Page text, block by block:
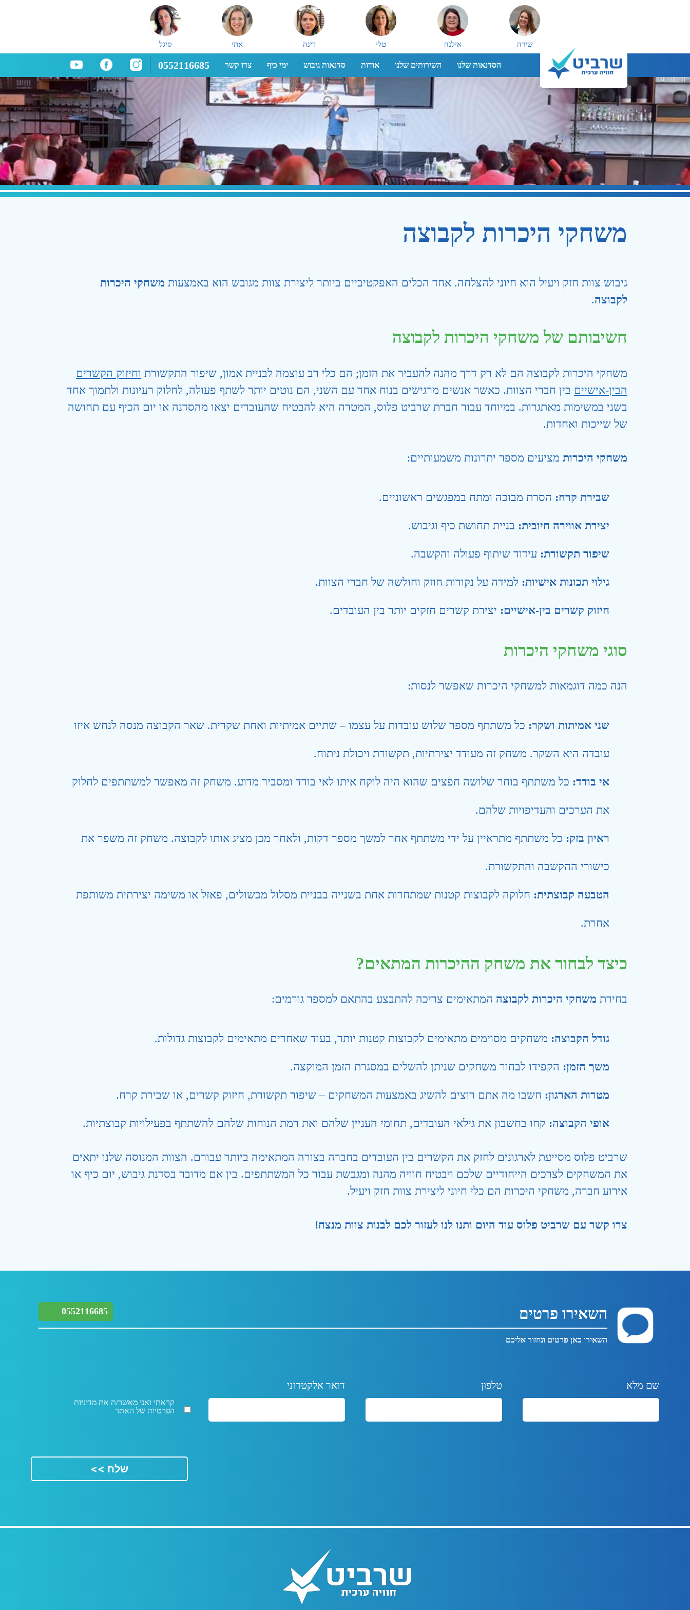
שירה אילנה טלי דינה אתי סיגל
הסדנאות שלנו השירותים שלנו אודות סדנאות גיבוש ימי כיף צרו קשר 0552116685
משחקי היכרות לקבוצה
גיבוש צוות חזק ויעיל הוא חיוני להצלחה. אחד הכלים האפקטיביים ביותר ליצירת צוות מגובש הוא באמצעות משחקי היכרות
לקבוצה.
חשיבותם של משחקי היכרות לקבוצה
משחקי היכרות לקבוצה הם לא רק דרך מהנה להעביר את הזמן; הם כלי רב עוצמה לבניית אמון, שיפור התקשורת וחיזוק הקשרים
הבין-אישיים בין חברי הצוות. כאשר אנשים מרגישים בנוח אחד עם השני, הם נוטים יותר לשתף פעולה, לחלוק רעיונות ולתמוך אחד
בשני במשימות מאתגרות. במיוחד עבור חברת שרביט פלוס, המטרה היא להבטיח שהעובדים יצאו מהסדנה או יום הכיף עם תחושה
של שייכות ואחדות.
משחקי היכרות מציעים מספר יתרונות משמעותיים:
שבירת קרח: הסרת מבוכה ומתח במפגשים ראשוניים.
יצירת אווירה חיובית: בניית תחושת כיף וגיבוש.
שיפור תקשורת: עידוד שיתוף פעולה והקשבה.
גילוי תכונות אישיות: למידה על נקודות חוזק וחולשה של חברי הצוות.
חיזוק קשרים בין-אישיים: יצירת קשרים חזקים יותר בין העובדים.
סוגי משחקי היכרות
הנה כמה דוגמאות למשחקי היכרות שאפשר לנסות:
שני אמיתות ושקר: כל משתתף מספר שלוש עובדות על עצמו – שתיים אמיתיות ואחת שקרית. שאר הקבוצה מנסה לנחש איזו
עובדה היא השקר. משחק זה מעודד יצירתיות, תקשורת ויכולת ניתוח.
אי בודד: כל משתתף בוחר שלושה חפצים שהוא היה לוקח איתו לאי בודד ומסביר מדוע. משחק זה מאפשר למשתתפים לחלוק
את הערכים והעדיפויות שלהם.
ראיון בזק: כל משתתף מתראיין על ידי משתתף אחר למשך מספר דקות, ולאחר מכן מציג אותו לקבוצה. משחק זה משפר את
כישורי ההקשבה והתקשורת.
הטבעה קבוצתית: חלוקה לקבוצות קטנות שמתחרות אחת בשנייה בבניית מסלול מכשולים, פאזל או משימה יצירתית משותפת
אחרת.
כיצד לבחור את משחק ההיכרות המתאים?
בחירת משחקי היכרות לקבוצה המתאימים צריכה להתבצע בהתאם למספר גורמים:
גודל הקבוצה: משחקים מסוימים מתאימים לקבוצות קטנות יותר, בעוד שאחרים מתאימים לקבוצות גדולות.
משך הזמן: הקפידו לבחור משחקים שניתן להשלים במסגרת הזמן המוקצה.
מטרות הארגון: חשבו מה אתם רוצים להשיג באמצעות המשחקים – שיפור תקשורת, חיזוק קשרים, או שבירת קרח.
אופי הקבוצה: קחו בחשבון את גילאי העובדים, תחומי העניין שלהם ואת רמת הנוחות שלהם להשתתף בפעילויות קבוצתיות.
שרביט פלוס מסייעת לארגונים לחזק את הקשרים בין העובדים בחברה בצורה המתאימה ביותר עבורם. הצוות המנוסה שלנו יתאים
את המשחקים לצרכים הייחודיים שלכם ויבטיח חוויה מהנה ומגבשת עבור כל המשתתפים. בין אם מדובר בסדנת גיבוש, יום כיף או
אירוע חברה, משחקי היכרות הם כלי חיוני ליצירת צוות חזק ויעיל.
צרו קשר עם שרביט פלוס עוד היום ותנו לנו לעזור לכם לבנות צוות מנצח!
0552116685 השאירו פרטים
השאירו כאן פרטים ונחזור אליכם
שם מלא טלפון דואר אלקטרוני
קראתי ואני מאשר/ת את מדיניות
הפרטיות של האתר